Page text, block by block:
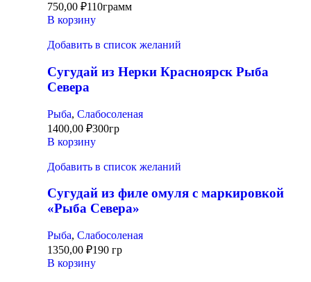
750,00 ₽110грамм
В корзину
Добавить в список желаний
Сугудай из Нерки Красноярск Рыба
Севера
Рыба, Слабосоленая
1400,00 ₽300гр
В корзину
Добавить в список желаний
Сугудай из филе омуля с маркировкой
«Рыба Севера»
Рыба, Слабосоленая
1350,00 ₽190 гр
В корзину